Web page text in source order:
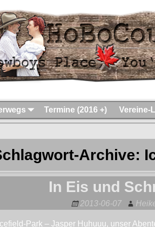
Termine (2016 +) Vereine-
Archive:
In Eis und
2013-06-07
Park – Jasper Huhuuu, unser